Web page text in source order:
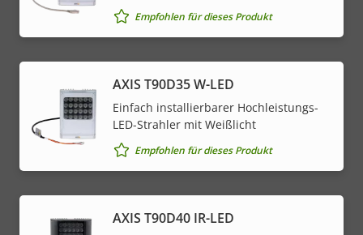
Empfohlen für dieses Produkt
AXIS T90D35 W-LED
Einfach installierbarer Hochleistungs-
LED-Strahler mit Weißlicht
Empfohlen für dieses Produkt
AXIS T90D40 IR-LED